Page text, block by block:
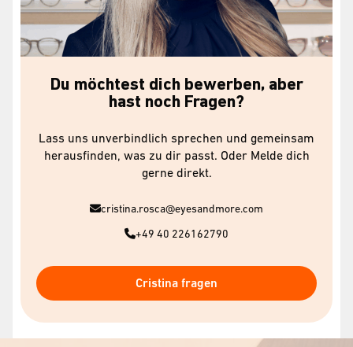
Du möchtest dich bewerben, aber
hast noch Fragen?
Lass uns unverbindlich sprechen und gemeinsam
herausfinden, was zu dir passt. Oder Melde dich
gerne direkt.
cristina.rosca@eyesandmore.com
+49 40 226162790
Cristina fragen